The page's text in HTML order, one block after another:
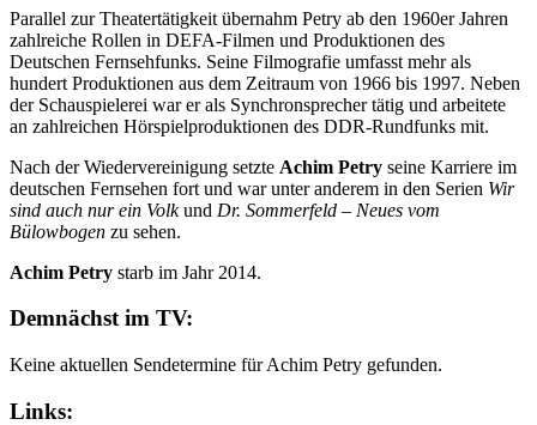
Parallel zur Theatertätigkeit übernahm Petry ab den 1960er Jahren
zahlreiche Rollen in DEFA-Filmen und Produktionen des
Deutschen Fernsehfunks. Seine Filmografie umfasst mehr als
hundert Produktionen aus dem Zeitraum von 1966 bis 1997. Neben
der Schauspielerei war er als Synchronsprecher tätig und arbeitete
an zahlreichen Hörspielproduktionen des DDR-Rundfunks mit.
Nach der Wiedervereinigung setzte Achim Petry seine Karriere im
deutschen Fernsehen fort und war unter anderem in den Serien Wir
sind auch nur ein Volkund Dr. Sommerfeld – Neues vom
Bülowbogen zu sehen.
Achim Petry starb im Jahr 2014.
Demnächst im TV:
Keine aktuellen Sendetermine für Achim Petry gefunden.
Links: